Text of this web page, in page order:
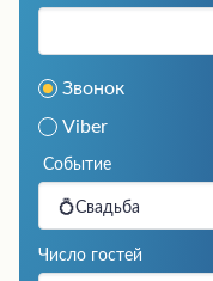
Звонок
Viber
Событие
💍Свадьба
Число гостей